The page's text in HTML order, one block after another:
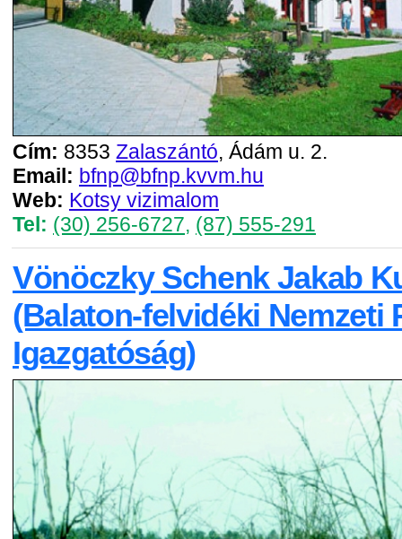
Cím: 8353 Zalaszántó, Ádám u. 2.
Email: bfnp@bfnp.kvvm.hu
Web: Kotsy vizimalom
Tel: (30) 256-6727, (87) 555-291
Vönöczky Schenk Jakab
(Balaton-felvidéki Nemzeti
Igazgatóság)